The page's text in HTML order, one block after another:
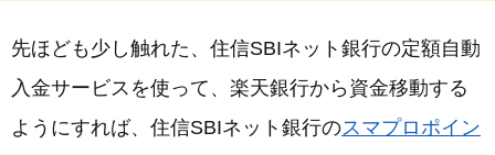
先ほども少し触れた、住信SBIネット銀行の定額自動
入金サービスを使って、楽天銀行から資金移動する
ようにすれば、住信SBIネット銀行のスマプロポイン